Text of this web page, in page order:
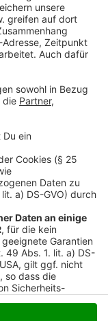
Rheins und
Friedrich-